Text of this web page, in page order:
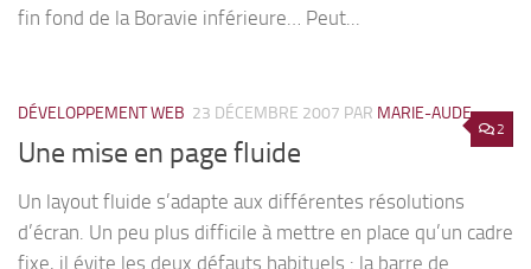
fin fond de la Boravie inférieure… Peut...
2
DÉVELOPPEMENT WEB 23 DÉCEMBRE 2007 PAR MARIE-AUDE
Une mise en page fluide
Un layout fluide s’adapte aux différentes résolutions
d’écran. Un peu plus difficile à mettre en place qu’un cadre
fixe, il évite les deux défauts habituels : la barre de